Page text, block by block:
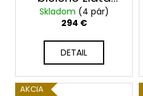
23226/BX
Skladom (4 pár)
294 €
DETAIL
AKCIA